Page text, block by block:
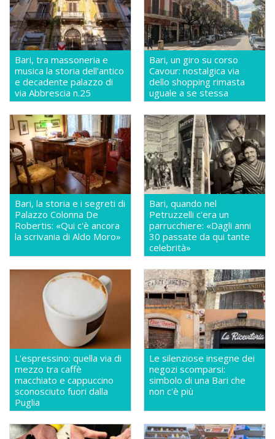
Bari, tra massoneria e
musica la storia dell'antico
e decadente palazzo di
via Abbrescia n.25
Bari, un giro su corso
Cavour: nostalgica via
dello shopping rimasta
uguale a se stessa
Bari, la storia e i segreti di
Palazzo Colonna De
Robertis: «Qui c'è ancora
la scrivania di Aldo Moro»
Bari, quando nel
Petruzzelli c'era un
parrucchiere: «Dagli anni
30 passate da qui tante
celebrità»
L'espressino: quella via di
mezzo tra caffè
macchiato e cappuccino
sconosciuto fuori dalla
Puglia
Le silenziose insegne dei
negozi scomparsi:
simbolo di una Bari che
non c'è più